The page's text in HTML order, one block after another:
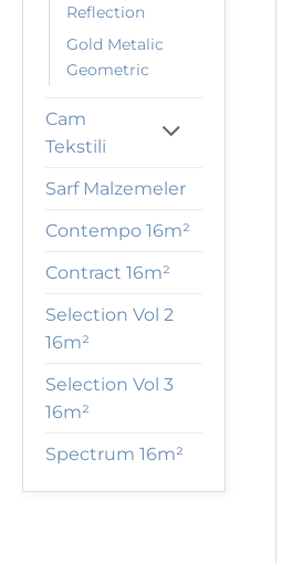
Reflection
Gold Metalic
Geometric
Cam
Tekstili
Sarf Malzemeler
Contempo 16m²
Contract 16m²
Selection Vol 2
16m²
Selection Vol 3
16m²
Spectrum 16m²